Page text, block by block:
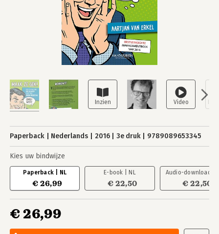
Paperback Nederlands 2016 3e druk 9789089653345
Kies uw bindwijze
Paperback | NL
€ 26,99
E-book | NL
€ 22,50
Audio-download |
€ 22,50
€ 26,99